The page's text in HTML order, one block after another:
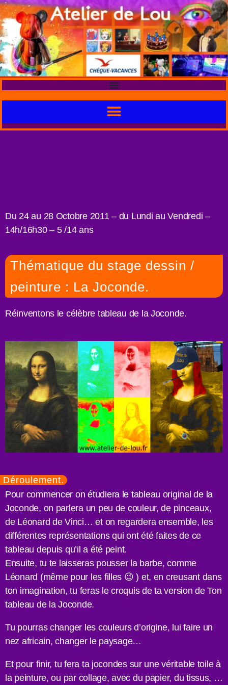
Du 24 au 28 Octobre 2011 – du Lundi au Vendredi –
14h/16h30 – 5 /14 ans
Thématique du stage dessin /
peinture : La Joconde.
Réinventons le célèbre tableau de la Joconde.
Déroulement.
Pour commencer on étudiera le tableau original de la
Joconde, on parlera un peu de couleur, de pinceaux,
de Léonard de Vinci… et on regardera ensemble, les
différentes représentations qui ont été faites de ce
tableau depuis qu’il a été peint.
Ensuite, tu te laisseras pousser la barbe, comme
Léonard (même pour les filles 😉 ) et, en creusant dans
ton imagination, tu feras le croquis de ta version de Ton
tableau de la Joconde.
Tu pourras changer les couleurs d’origine, lui faire un
nez africain, changer le paysage…
Et pour finir, tu fera ta jocondes sur une véritable toile à
la peinture, ou par collage, avec du papier, du tissus, …